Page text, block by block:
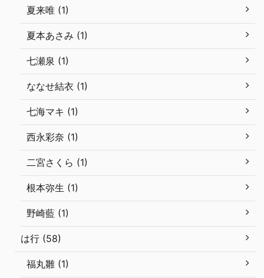
夏来唯 (1)
夏本あさみ (1)
七瀬泉 (1)
ななせ結衣 (1)
七海マキ (1)
西永彩奈 (1)
二宮さくら (1)
根本弥生 (1)
野崎藍 (1)
は行 (58)
福丸雛 (1)